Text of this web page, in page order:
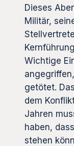
Dieses
Militär,
Wichtige
getötet.
dem
Jahren
haben,
stehen